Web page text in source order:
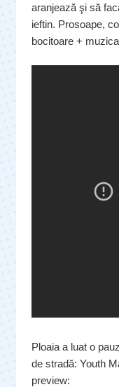
aranjează şi să
ieftin. Prosoape,
bocitoare +
Ploaia a luat o
de stradă: Youth
preview: